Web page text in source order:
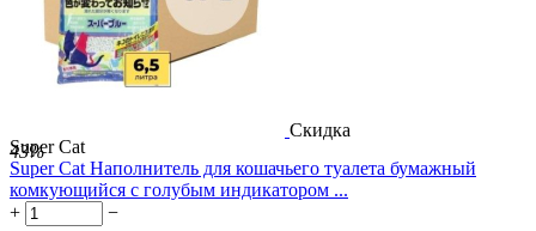
Скидка
43%
Super Cat
Super Cat Наполнитель для кошачьего туалета бумажный
комкующийся с голубым индикатором ...
+
−